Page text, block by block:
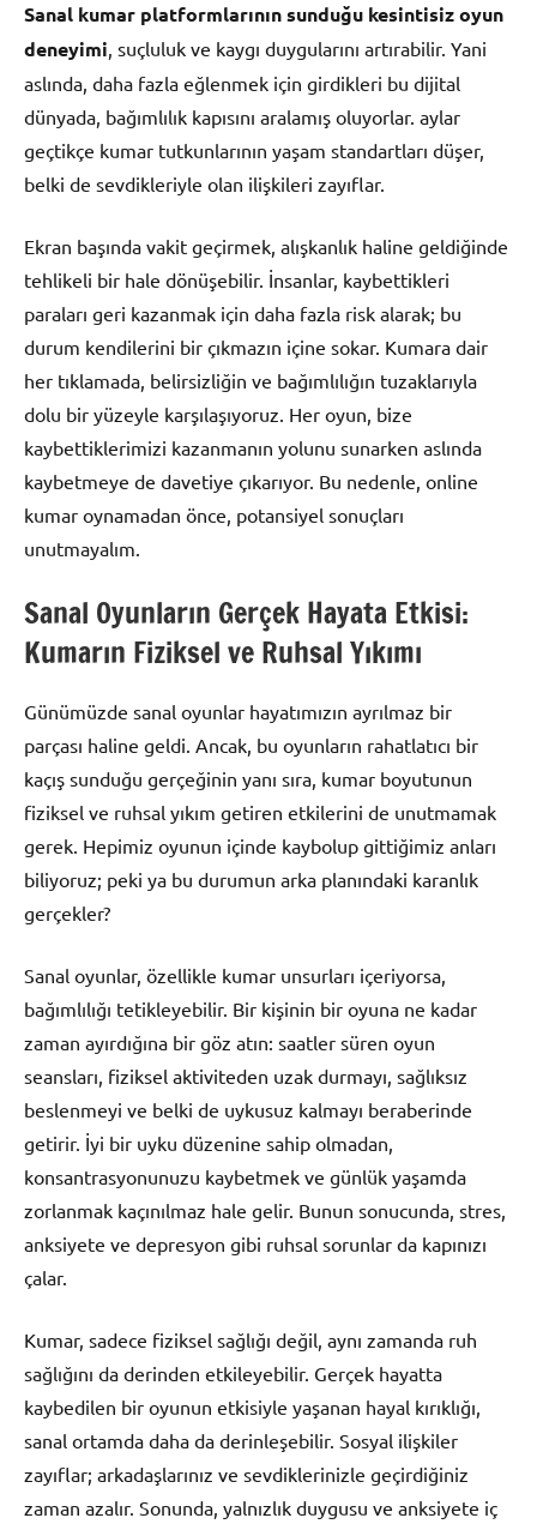
Sanal kumar platformlarının sunduğu kesintisiz oyun
deneyimi, suçluluk ve kaygı duygularını artırabilir. Yani
aslında, daha fazla eğlenmek için girdikleri bu dijital
dünyada, bağımlılık kapısını aralamış oluyorlar. aylar
geçtikçe kumar tutkunlarının yaşam standartları düşer,
belki de sevdikleriyle olan ilişkileri zayıflar.
Ekran başında vakit geçirmek, alışkanlık haline geldiğinde
tehlikeli bir hale dönüşebilir. İnsanlar, kaybettikleri
paraları geri kazanmak için daha fazla risk alarak; bu
durum kendilerini bir çıkmazın içine sokar. Kumara dair
her tıklamada, belirsizliğin ve bağımlılığın tuzaklarıyla
dolu bir yüzeyle karşılaşıyoruz. Her oyun, bize
kaybettiklerimizi kazanmanın yolunu sunarken aslında
kaybetmeye de davetiye çıkarıyor. Bu nedenle, online
kumar oynamadan önce, potansiyel sonuçları
unutmayalım.
Sanal Oyunların Gerçek Hayata Etkisi:
Kumarın Fiziksel ve Ruhsal Yıkımı
Günümüzde sanal oyunlar hayatımızın ayrılmaz bir
parçası haline geldi. Ancak, bu oyunların rahatlatıcı bir
kaçış sunduğu gerçeğinin yanı sıra, kumar boyutunun
fiziksel ve ruhsal yıkım getiren etkilerini de unutmamak
gerek. Hepimiz oyunun içinde kaybolup gittiğimiz anları
biliyoruz; peki ya bu durumun arka planındaki karanlık
gerçekler?
Sanal oyunlar, özellikle kumar unsurları içeriyorsa,
bağımlılığı tetikleyebilir. Bir kişinin bir oyuna ne kadar
zaman ayırdığına bir göz atın: saatler süren oyun
seansları, fiziksel aktiviteden uzak durmayı, sağlıksız
beslenmeyi ve belki de uykusuz kalmayı beraberinde
getirir. İyi bir uyku düzenine sahip olmadan,
konsantrasyonunuzu kaybetmek ve günlük yaşamda
zorlanmak kaçınılmaz hale gelir. Bunun sonucunda, stres,
anksiyete ve depresyon gibi ruhsal sorunlar da kapınızı
çalar.
Kumar, sadece fiziksel sağlığı değil, aynı zamanda ruh
sağlığını da derinden etkileyebilir. Gerçek hayatta
kaybedilen bir oyunun etkisiyle yaşanan hayal kırıklığı,
sanal ortamda daha da derinleşebilir. Sosyal ilişkiler
zayıflar; arkadaşlarınız ve sevdiklerinizle geçirdiğiniz
zaman azalır. Sonunda, yalnızlık duygusu ve anksiyete iç